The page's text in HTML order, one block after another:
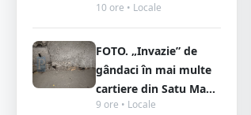
10 ore • Locale
FOTO. „Invazie” de
gândaci în mai multe
cartiere din Satu Ma...
9 ore • Locale